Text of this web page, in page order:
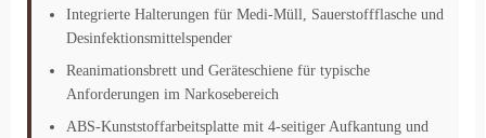
Integrierte Halterungen für Medi-Müll, Sauerstoffflasche und
Desinfektionsmittelspender
Reanimationsbrett und Geräteschiene für typische
Anforderungen im Narkosebereich
ABS-Kunststoffarbeitsplatte mit 4-seitiger Aufkantung und